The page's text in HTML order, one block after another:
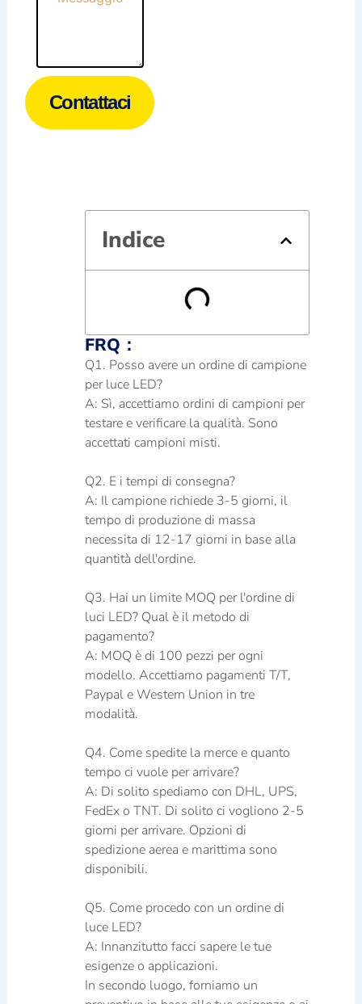
Contattaci
Indice
FRQ：
Q1. Posso avere un ordine di campione
per luce LED?
A: Sì, accettiamo ordini di campioni per
testare e verificare la qualità. Sono
accettati campioni misti.
Q2. E i tempi di consegna?
A: Il campione richiede 3-5 giorni, il
tempo di produzione di massa
necessita di 12-17 giorni in base alla
quantità dell'ordine.
Q3. Hai un limite MOQ per l'ordine di
luci LED? Qual è il metodo di
pagamento?
A: MOQ è di 100 pezzi per ogni
modello. Accettiamo pagamenti T/T,
Paypal e Western Union in tre
modalità.
Q4. Come spedite la merce e quanto
tempo ci vuole per arrivare?
A: Di solito spediamo con DHL, UPS,
FedEx o TNT. Di solito ci vogliono 2-5
giorni per arrivare. Opzioni di
spedizione aerea e marittima sono
disponibili.
Q5. Come procedo con un ordine di
luce LED?
A: Innanzitutto facci sapere le tue
esigenze o applicazioni.
In secondo luogo, forniamo un